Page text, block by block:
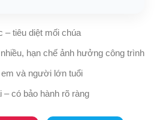
– tiêu diệt mối chúa
hạn chế ảnh hưởng công trình
và người lớn tuổi
– có bảo hành rõ ràng